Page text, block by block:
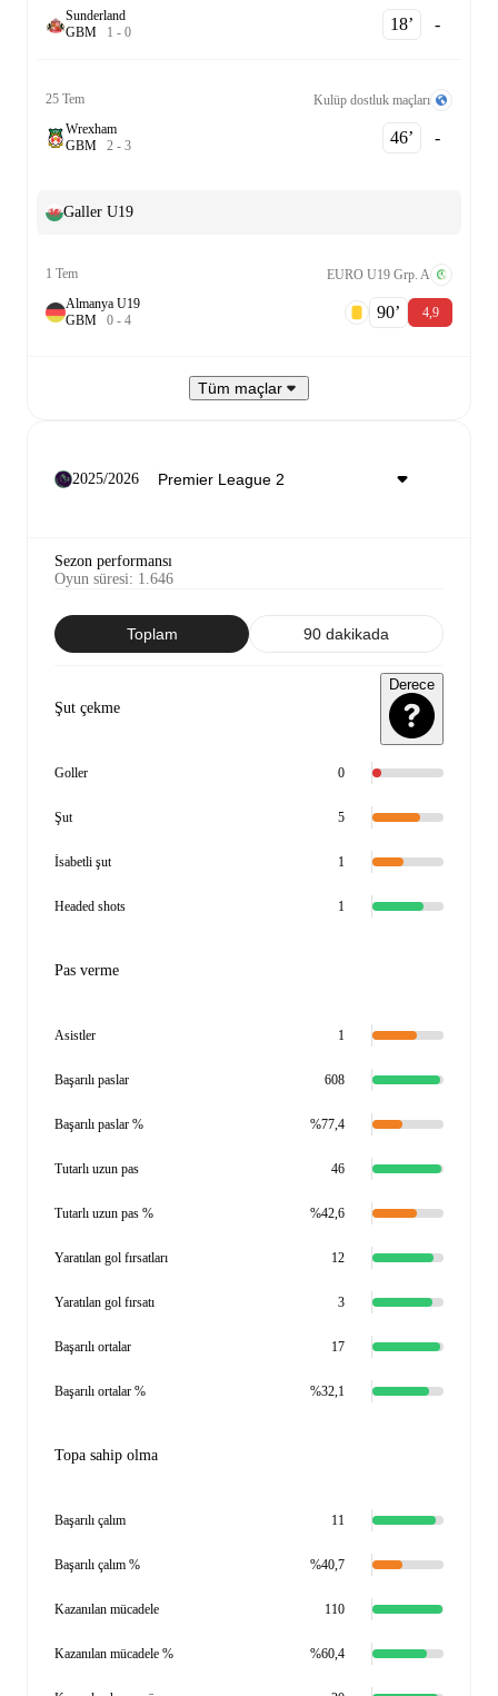
Sunderland
GBM 1 - 0 18‎’‎ -
25 Tem
Kulüp dostluk maçları
Wrexham
GBM 2 - 3 46‎’‎ -
Galler U19
1 Tem
EURO U19 Grp. A
Almanya U19
GBM 0 - 4 90‎’‎ 4,9
Tüm maçlar
2025/2026
Sezon performansı
Oyun süresi: 1.646
Toplam 90 dakikada
Şut çekme
Derece
Goller 0
Şut 5
İsabetli şut 1
Headed shots 1
Pas verme
Asistler 1
Başarılı paslar 608
Başarılı paslar % %77,4
Tutarlı uzun pas 46
Tutarlı uzun pas % %42,6
Yaratılan gol fırsatları 12
Yaratılan gol fırsatı 3
Başarılı ortalar 17
Başarılı ortalar % %32,1
Topa sahip olma
Başarılı çalım 11
Başarılı çalım % %40,7
Kazanılan mücadele 110
Kazanılan mücadele % %60,4